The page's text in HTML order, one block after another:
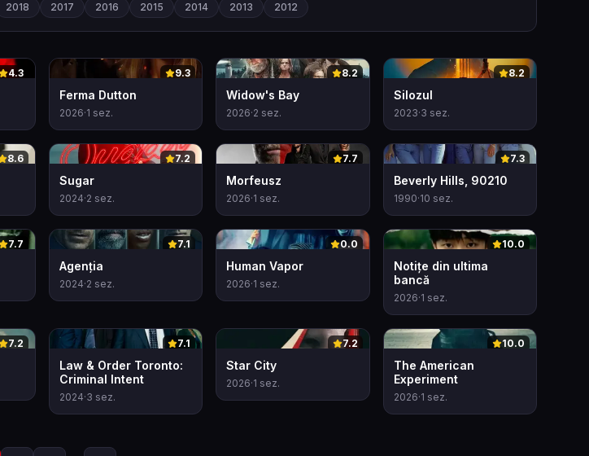
2018 2017 2016 2015 2014 2013 2012
4.3 0 9.3
Ferma Dutton
2026·1 sez.
0 8.2
Widow's Bay
2026·2 sez.
0 8.2
Silozul
2023·3 sez.
8.6 0 7.2
Sugar
2024·2 sez.
0 7.7
Morfeusz
2026·1 sez.
0 7.3
Beverly Hills, 90210
1990·10 sez.
7.7 0 7.1
Agenția
2024·2 sez.
0 0.0
Human Vapor
2026·1 sez.
0 10.0
Notițe din ultima
bancă
2026·1 sez.
7.2 0 7.1
Law & Order Toronto:
Criminal Intent
2024·3 sez.
0 7.2
Star City
2026·1 sez.
0 10.0
The American
Experiment
2026·1 sez.